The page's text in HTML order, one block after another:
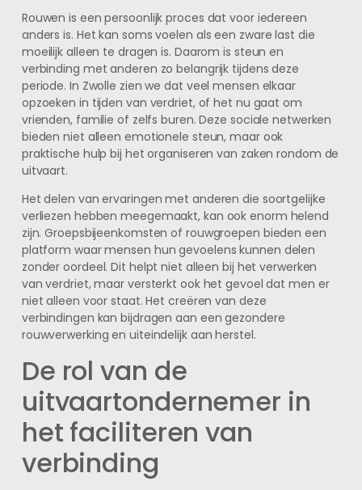
Rouwen is een persoonlijk proces dat voor iedereen
anders is. Het kan soms voelen als een zware last die
moeilijk alleen te dragen is. Daarom is steun en
verbinding met anderen zo belangrijk tijdens deze
periode. In Zwolle zien we dat veel mensen elkaar
opzoeken in tijden van verdriet, of het nu gaat om
vrienden, familie of zelfs buren. Deze sociale netwerken
bieden niet alleen emotionele steun, maar ook
praktische hulp bij het organiseren van zaken rondom de
uitvaart.
Het delen van ervaringen met anderen die soortgelijke
verliezen hebben meegemaakt, kan ook enorm helend
zijn. Groepsbijeenkomsten of rouwgroepen bieden een
platform waar mensen hun gevoelens kunnen delen
zonder oordeel. Dit helpt niet alleen bij het verwerken
van verdriet, maar versterkt ook het gevoel dat men er
niet alleen voor staat. Het creëren van deze
verbindingen kan bijdragen aan een gezondere
rouwverwerking en uiteindelijk aan herstel.
De rol van de
uitvaartondernemer in
het faciliteren van
verbinding